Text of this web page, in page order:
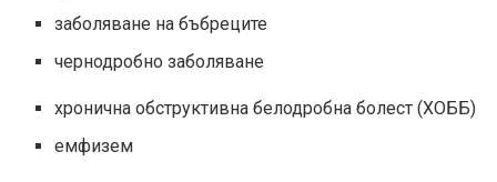
заболяване на бъбреците
чернодробно заболяване
хронична обструктивна белодробна болест (ХОББ)
емфизем